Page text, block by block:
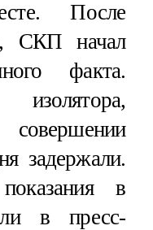
После
СКП начал
факта.
задержали.
в
в пресс-